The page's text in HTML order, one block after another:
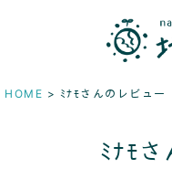
HOME ﾐﾅﾓさんのレビュー
ﾐﾅﾓさ